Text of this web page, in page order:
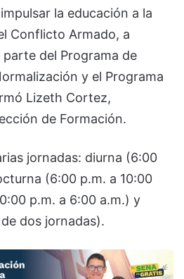
la educación a la
Conflicto Armado, a
del Programa de
y el Programa
Lizeth Cortez,
de Formación.
jornadas: diurna (6:00
(6:00 p.m. a 10:00
p.m. a 6:00 a.m.) y
dos jornadas).